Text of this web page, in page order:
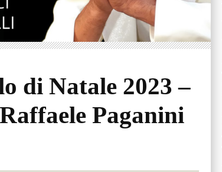
di Natale 2023 –
Paganini